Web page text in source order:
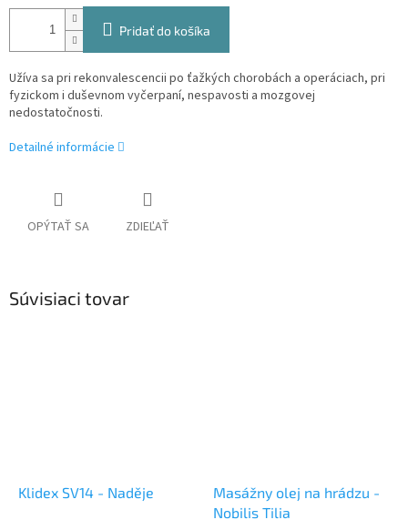
Pridať do košíka
Užíva sa pri rekonvalescencii po ťažkých chorobách a operáciach, pri
fyzickom i duševnom vyčerpaní, nespavosti a mozgovej
nedostatočnosti.
Detailné informácie
OPÝTAŤ SA ZDIEĽAŤ
Súvisiaci tovar
Klidex SV14 - Naděje
Masážny olej na hrádzu -
Nobilis Tilia